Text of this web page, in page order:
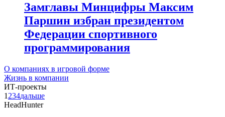
Замглавы Минцифры Максим
Паршин избран президентом
Федерации спортивного
программирования
О компаниях в игровой форме
Жизнь в компании
ИТ-проекты
1 234дальше
HeadHunter